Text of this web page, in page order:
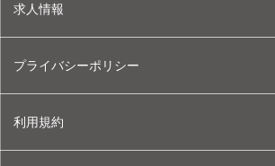
求人情報
プライバシーポリシー
利用規約